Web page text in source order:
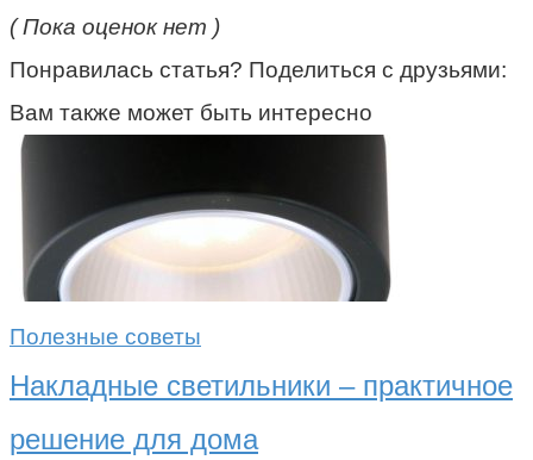
( Пока оценок нет )
Понравилась статья? Поделиться с друзьями:
Вам также может быть интересно
Полезные советы
Накладные светильники – практичное
решение для дома